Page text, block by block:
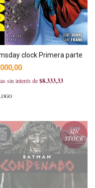
clock Primera parte
sin interés de$8.333,33
SIN
STOCK